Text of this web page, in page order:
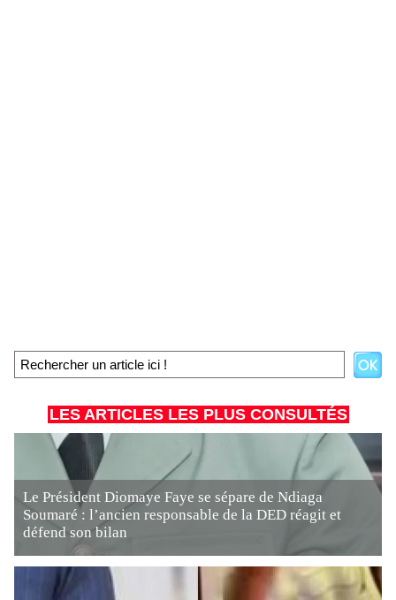
LES ARTICLES LES PLUS CONSULTÉS
Le Président Diomaye Faye se sépare de Ndiaga
Soumaré : l’ancien responsable de la DED réagit et
défend son bilan